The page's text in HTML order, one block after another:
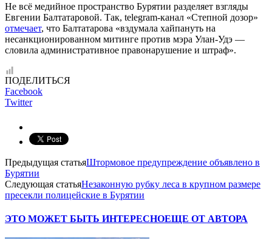
Не всё медийное пространство Бурятии разделяет взгляды
Евгении Балтатаровой. Так, telegram-канал «Степной дозор»
отмечает, что Балтатарова «вздумала хайпануть на
несанкционированном митинге против мэра Улан-Удэ —
словила административное правонарушение и штраф».
ПОДЕЛИТЬСЯ
Facebook
Twitter
Предыдущая статьяШтормовое предупреждение объявлено в
Бурятии
Следующая статьяНезаконную рубку леса в крупном размере
пресекли полицейские в Бурятии
ЭТО МОЖЕТ БЫТЬ ИНТЕРЕСНОЕЩЕ ОТ АВТОРА